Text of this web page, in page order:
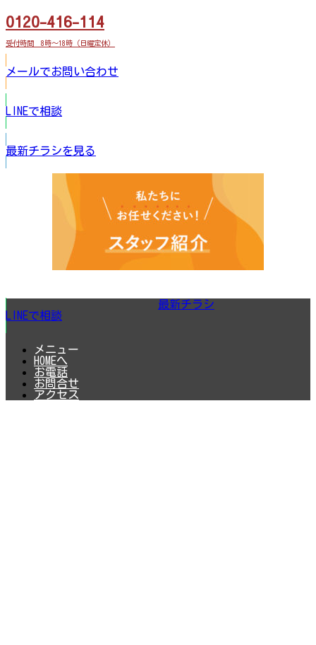
0120-416-114
受付時間 8時～18時（日曜定休）
メールでお問い合わせ
LINEで相談
最新チラシを見る
LINEで相談
最新チラシ
メニュー
HOMEへ
お電話
お問合せ
アクセス